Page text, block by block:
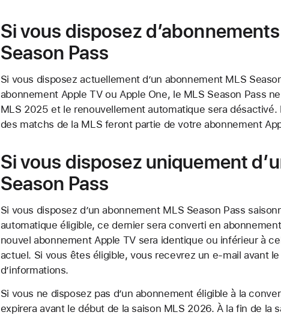
Si vous disposez
Season Pass
Si vous disposez actuellement d’un abonnement MLS
abonnement Apple TV ou Apple One, le MLS Season Pass
MLS 2025 et le renouvellement automatique sera
des matchs de la MLS feront partie de votre abonnement
Si vous disposez uniquement
Season Pass
Si vous disposez d’un abonnement MLS Season Pass
automatique éligible, ce dernier sera converti en
nouvel abonnement Apple TV sera identique ou inférieur à
actuel. Si vous êtes éligible, vous recevrez un e-mail avant
d’informations.
Si vous ne disposez pas d’un abonnement éligible à la
expirera avant le début de la saison MLS 2026. À la fin de la